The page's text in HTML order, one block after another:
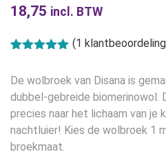
18,75 incl. BTW
gebaseerd
opklant
waardering
(1
De wolbroek van Disana is
dubbel-gebreide biomerinowol.
precies naar het lichaam van je
nachtluier! Kies de wolbroek 1
broekmaat.